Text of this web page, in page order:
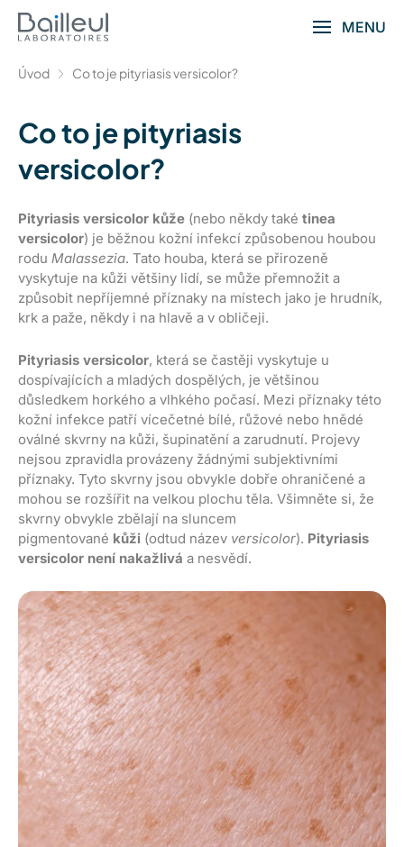
MENU
Úvod Co to je pityriasis versicolor?
Co to je pityriasis
versicolor?
Pityriasis versicolor kůže (nebo někdy také tinea
versicolor) je běžnou kožní infekcí způsobenou houbou
rodu Malassezia. Tato houba, která se přirozeně
vyskytuje na kůži většiny lidí, se může přemnožit a
způsobit nepříjemné příznaky na místech jako je hrudník,
krk a paže, někdy i na hlavě a v obličeji.
Pityriasis versicolor, která se častěji vyskytuje u
dospívajících a mladých dospělých, je většinou
důsledkem horkého a vlhkého počasí. Mezi příznaky této
kožní infekce patří vícečetné bílé, růžové nebo hnědé
oválné skvrny na kůži, šupinatění a zarudnutí. Projevy
nejsou zpravidla provázeny žádnými subjektivními
příznaky. Tyto skvrny jsou obvykle dobře ohraničené a
mohou se rozšířit na velkou plochu těla. Všimněte si, že
skvrny obvykle zbělají na sluncem
pigmentované kůži (odtud název versicolor). Pityriasis
versicolor není nakažlivá a nesvědí.